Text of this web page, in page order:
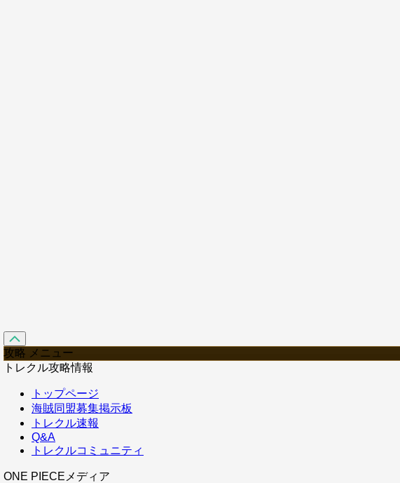
攻略 メニュー
トレクル攻略情報
トップページ
海賊同盟募集掲示板
トレクル速報
Q&A
トレクルコミュニティ
ONE PIECEメディア